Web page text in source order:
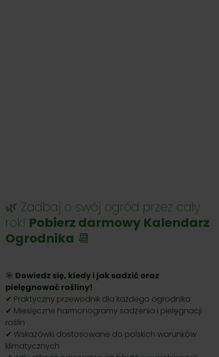
🌿 Zadbaj o swój ogród przez cały
rok! Pobierz darmowy Kalendarz
Ogrodnika 📆
🎯 Dowiedz się, kiedy i jak sadzić oraz
pielęgnować rośliny!
✔ Praktyczny przewodnik dla każdego ogrodnika
✔ Miesięczne harmonogramy sadzenia i pielęgnacji
roślin
✔ Wskazówki dostosowane do polskich warunków
klimatycznych